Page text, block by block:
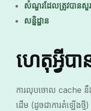
សំណួរដែលត្រូវបានសួ
សន្និដ្ឋាន
ហេតុអ្វីប
ការលុបចោល cache នឹ
ដើម (ដូចជាការតំឡើង